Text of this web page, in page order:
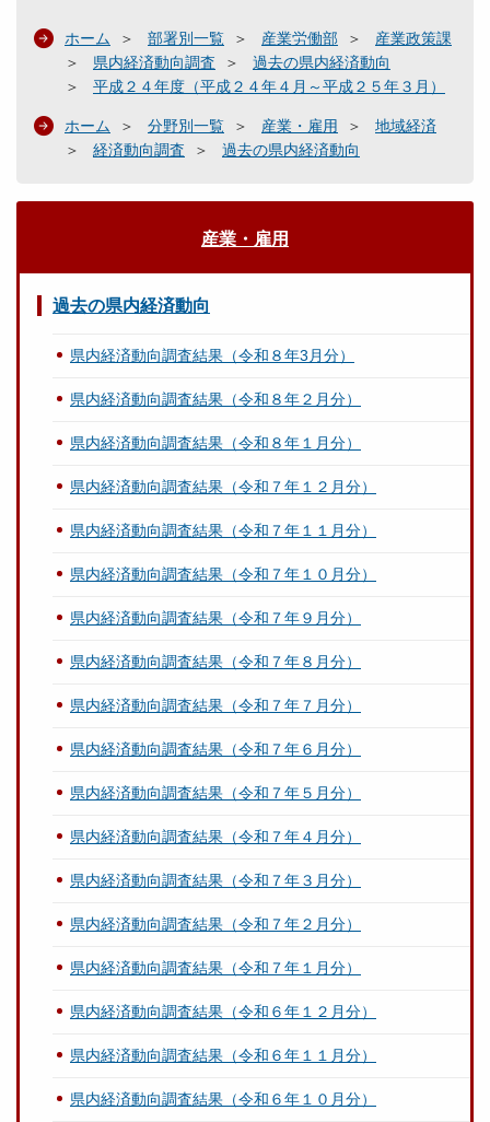
ホーム 部署別一覧 産業労働部
産業政策課
県内経済動向調査
過去の県内経済動向
平成２４年度（平成２４年４月～平成２５年３月）
ホーム 分野別一覧 産業・雇用
地域経済
経済動向調査
過去の県内経済動向
産業・雇用
過去の県内経済動向
県内経済動向調査結果（令和８年3月分）
県内経済動向調査結果（令和８年２月分）
県内経済動向調査結果（令和８年１月分）
県内経済動向調査結果（令和７年１２月分）
県内経済動向調査結果（令和７年１１月分）
県内経済動向調査結果（令和７年１０月分）
県内経済動向調査結果（令和７年９月分）
県内経済動向調査結果（令和７年８月分）
県内経済動向調査結果（令和７年７月分）
県内経済動向調査結果（令和７年６月分）
県内経済動向調査結果（令和７年５月分）
県内経済動向調査結果（令和７年４月分）
県内経済動向調査結果（令和７年３月分）
県内経済動向調査結果（令和７年２月分）
県内経済動向調査結果（令和７年１月分）
県内経済動向調査結果（令和６年１２月分）
県内経済動向調査結果（令和６年１１月分）
県内経済動向調査結果（令和６年１０月分）